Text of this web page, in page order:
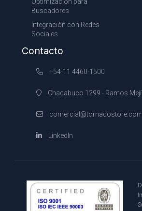
Optimización para
Buscadores
Integración con Redes
Sociales
Contacto
+54-11 4460-1500
Chacabuco 1299 - Ramos
comercial@tornadostore.com
LinkedIn